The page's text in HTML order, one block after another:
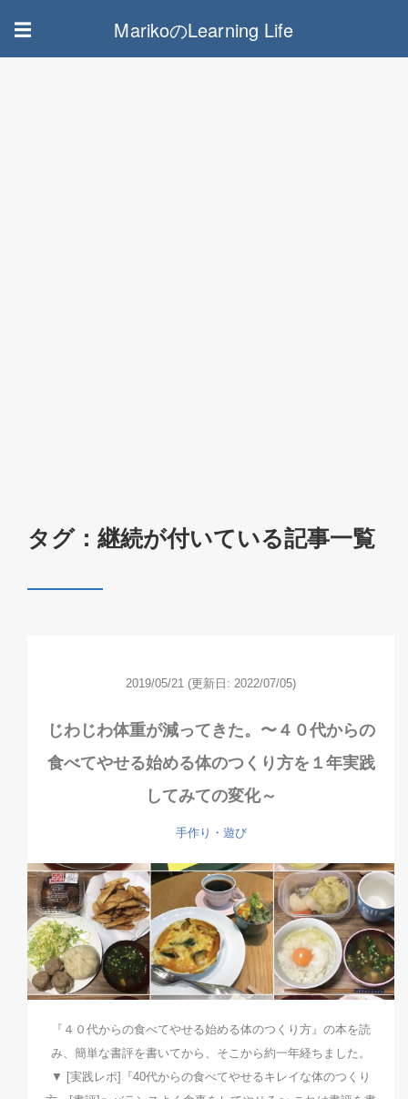
☰ MarikoのLearning Life
タグ：継続が付いている記事一覧
2019/05/21 (更新日: 2022/07/05)
じわじわ体重が減ってきた。〜４０代からの
食べてやせる始める体のつくり方を１年実践
してみての変化～
手作り・遊び
『４０代からの食べてやせる始める体のつくり方』の本を読
み、簡単な書評を書いてから、そこから約一年経ちました。
▼ [実践レポ]『40代からの食べてやせるキレイな体のつくり